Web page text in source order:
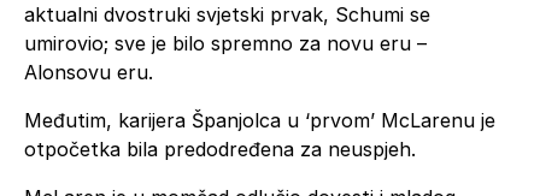
aktualni dvostruki svjetski prvak, Schumi se
umirovio; sve je bilo spremno za novu eru –
Alonsovu eru.
Međutim, karijera Španjolca u ‘prvom’ McLarenu je
otpočetka bila predodređena za neuspjeh.